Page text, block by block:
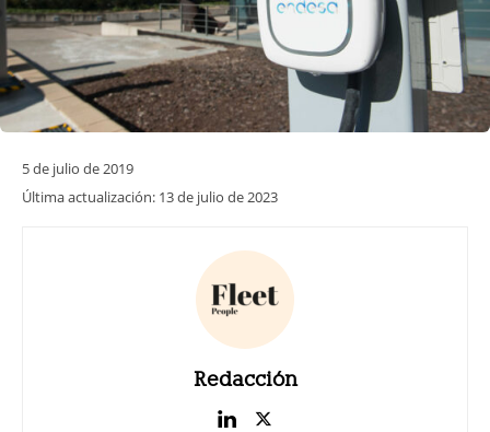
5 de julio de 2019
Última actualización: 13 de julio de 2023
Redacción